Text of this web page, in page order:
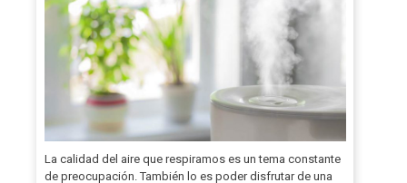
La calidad del aire que respiramos es un tema constante
de preocupación. También lo es poder disfrutar de una